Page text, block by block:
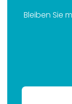
Bleiben Sie